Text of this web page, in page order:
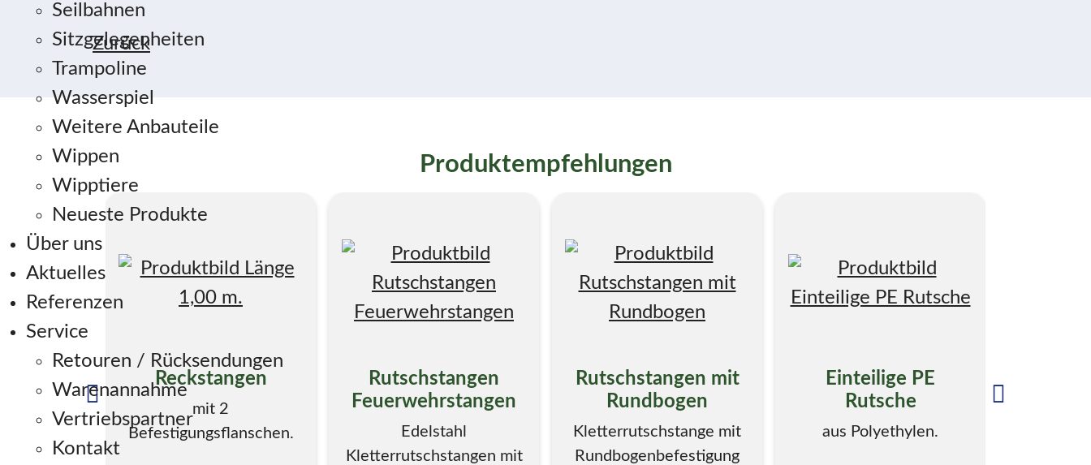
Seilbahnen
Sitzgelegenheiten
Trampoline
Wasserspiel
Weitere Anbauteile
Wippen
Wipptiere
Neueste Produkte
Über uns
Aktuelles
Referenzen
Service
Retouren / Rücksendungen
Warenannahme
Vertriebspartner
Kontakt
Zurück
Produktempfehlungen
Reckstangen
mit 2
Befestigungsflanschen.
Rutschstangen
Feuerwehrstangen
Edelstahl
Kletterrutschstangen mit
Rutschstangen mit
Rundbogen
Kletterrutschstange mit
Rundbogenbefestigung
Einteilige PE
Rutsche
aus Polyethylen.